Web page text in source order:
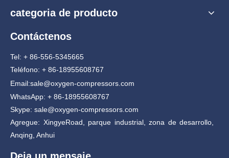
categoria de producto
Contáctenos
Tel: + 86-556-5345665
Teléfono: + 86-18955608767
Email:sale@oxygen-compressors.com
WhatsApp: + 86-18955608767
Skype: sale@oxygen-compressors.com
Agregue: XingyeRoad, parque industrial, zona de desarrollo,
Anqing, Anhui